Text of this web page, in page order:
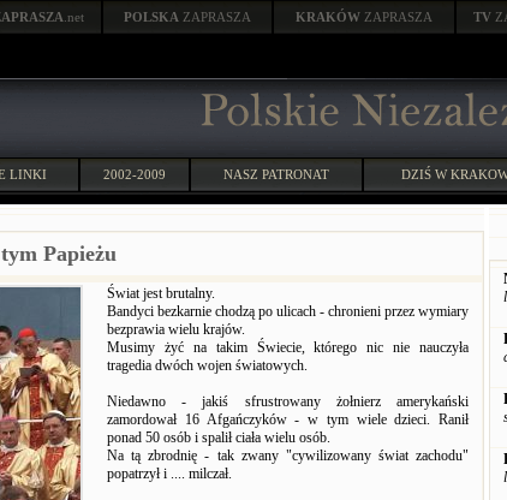
.net POLSKA ZAPRASZA KRAKÓW ZAPRASZA TV
LINKI 2002-2009 NASZ PATRONAT DZIŚ W
Papieżu
Świat jest brutalny.
Bandyci bezkarnie chodzą po ulicach - chronieni przez wymiary
bezprawia wielu krajów.
Musimy żyć na takim Świecie, którego nic nie nauczyła
tragedia dwóch wojen światowych.
Niedawno - jakiś sfrustrowany żołnierz amerykański
zamordował 16 Afgańczyków - w tym wiele dzieci. Ranił
ponad 50 osób i spalił ciała wielu osób.
Na tą zbrodnię - tak zwany "cywilizowany świat zachodu"
popatrzył i .... milczał.